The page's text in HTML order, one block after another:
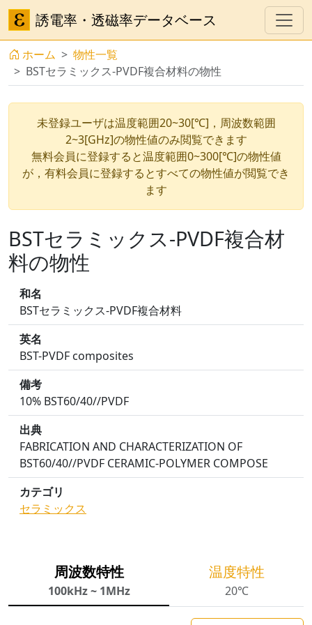
誘電率・透磁率データベース
ホーム
物性一覧
BSTセラミックス-PVDF複合材料の物性
未登録ユーザは温度範囲20~30[℃]，周波数範囲
2~3[GHz]の物性値のみ閲覧できます
無料会員に登録すると温度範囲0~300[℃]の物性値
が，有料会員に登録するとすべての物性値が閲覧でき
ます
BSTセラミックス-PVDF複合材
料の物性
和名
BSTセラミックス-PVDF複合材料
英名
BST-PVDF composites
備考
10% BST60/40//PVDF
出典
FABRICATION AND CHARACTERIZATION OF
BST60/40//PVDF CERAMIC-POLYMER COMPOSE
カテゴリ
セラミックス
周波数特性
100kHz ~ 1MHz
温度特性
20℃